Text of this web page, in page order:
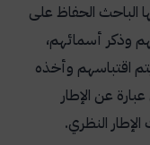
الباحث الحفاظ على
وذكر أسمائهم،
اقتباسهم وأخذه
عن الإطار
النظري.